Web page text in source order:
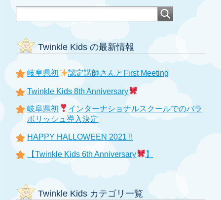
Twinkle Kids の最新情報
岐阜県初 認定講師さんとFirst Meeting
Twinkle Kids 8th Anniversary
岐阜県初
インターナショナルスクールでのバラ
ボリッシュ導入決定
HAPPY HALLOWEEN 2021 !!
【Twinkle Kids 6th Anniversary 】
Twinkle Kids カテゴリ一覧